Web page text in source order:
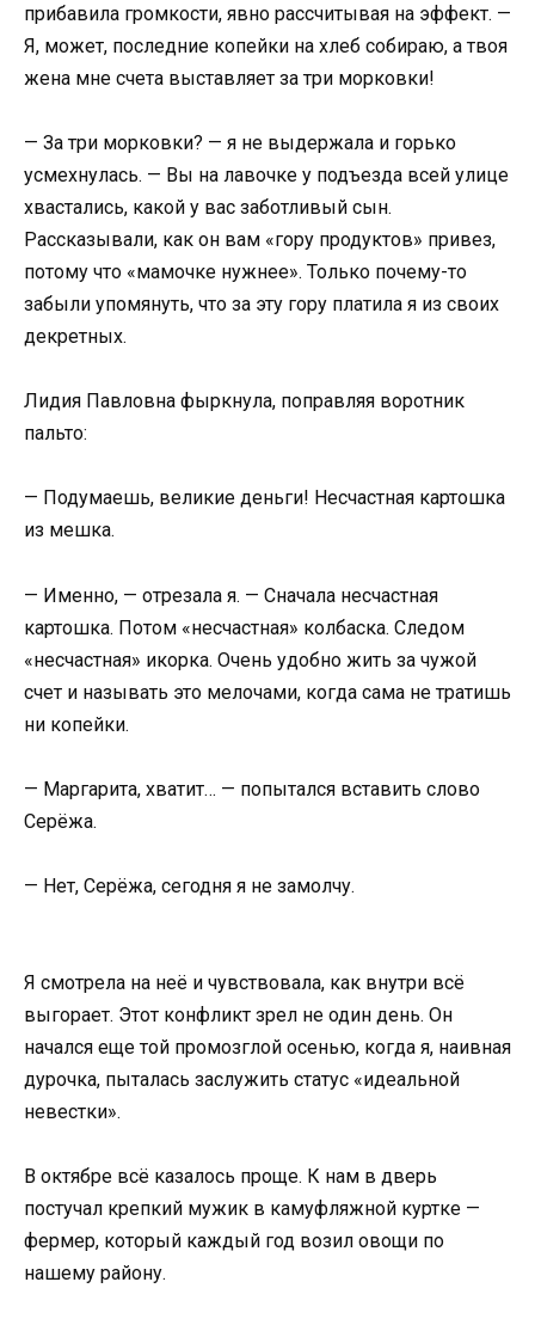
прибавила громкости, явно рассчитывая на эффект. —
Я, может, последние копейки на хлеб собираю, а твоя
жена мне счета выставляет за три морковки!
— За три морковки? — я не выдержала и горько
усмехнулась. — Вы на лавочке у подъезда всей улице
хвастались, какой у вас заботливый сын.
Рассказывали, как он вам «гору продуктов» привез,
потому что «мамочке нужнее». Только почему-то
забыли упомянуть, что за эту гору платила я из своих
декретных.
Лидия Павловна фыркнула, поправляя воротник
пальто:
— Подумаешь, великие деньги! Несчастная картошка
из мешка.
— Именно, — отрезала я. — Сначала несчастная
картошка. Потом «несчастная» колбаска. Следом
«несчастная» икорка. Очень удобно жить за чужой
счет и называть это мелочами, когда сама не тратишь
ни копейки.
— Маргарита, хватит… — попытался вставить слово
Серёжа.
— Нет, Серёжа, сегодня я не замолчу.
Я смотрела на неё и чувствовала, как внутри всё
выгорает. Этот конфликт зрел не один день. Он
начался еще той промозглой осенью, когда я, наивная
дурочка, пыталась заслужить статус «идеальной
невестки».
В октябре всё казалось проще. К нам в дверь
постучал крепкий мужик в камуфляжной куртке —
фермер, который каждый год возил овощи по
нашему району.